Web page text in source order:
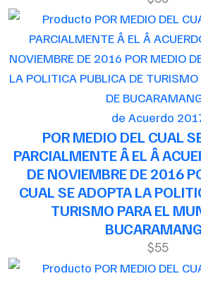
de Acuerdo
POR MEDIO DEL CUAL
PARCIALMENTE Â EL Â
DE NOVIEMBRE DE 2016
CUAL SE ADOPTA LA
TURISMO PARA EL
$55